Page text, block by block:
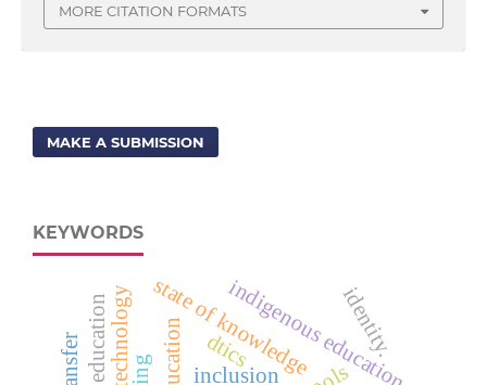
MORE CITATION FORMATS
MAKE A SUBMISSION
KEYWORDS
indigenous education
identity.
state of knowledge
inclusion
dtics